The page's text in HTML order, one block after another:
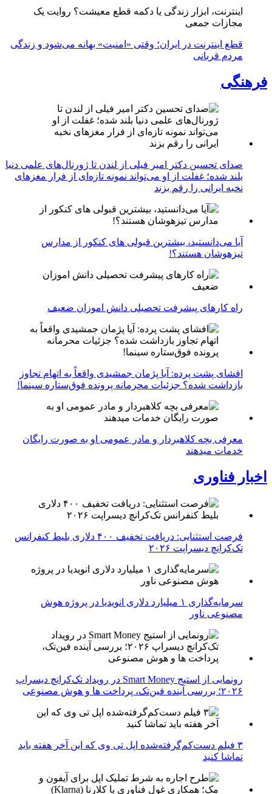
اینترنت، ابزار زندگی یا دکمه قطع معیشت؟ روایت یک
مجازات جمعی
قطع اینترنت در ایران؛ وقتی «امنیت» بهانه می‌شود و زندگی
مردم قربانی
فرهنگی
صدای تحسین دکتر امیر فیلی از لندن تا ژورنال‌های علمی دنیا
بلند شده؛ غفلت از او می‌تواند نمونه تازه‌ای از فرار مغزهای
نخبه ایرانی را رقم بزند
آیا می‌دانستید، بیشترین قبولی های کنکور از مدارس
تیزهوشان هستند؟!
راه کارهای پیشرفت تحصیلی دانش اموزان ضعیف
افشای پشت پرده: آیا پژمان جمشیدی واقعاً به اتهام تجاوز
بازداشت شده؟ جزئیات محرمانه پرونده فوق‌ستاره سینما!
معرفی بچه کلاهبردار و مادر عمومی او به صورت رایگان
خدمات میدهند
اخبار فناوری
فرصت استثنایی: دریافت تخفیف ۴۰۰ دلاری بلیط کنفرانس
تک‌کرانچ دیسراپت ۲۰۲۶
سرمایه‌گذاری ۱ میلیارد دلاری انویدیا در پروژه هوش
مصنوعی ناور
رونمایی از استیج Smart Money در رویداد تک‌کرانچ دیسراپ
۲۰۲۶؛ بررسی آینده فین‌تک، پرداخت‌ ها و هوش مصنوعی
۳ فیلم دست‌کم‌گرفته‌شده اپل تی وی که این آخر هفته باید
تماشا کنید